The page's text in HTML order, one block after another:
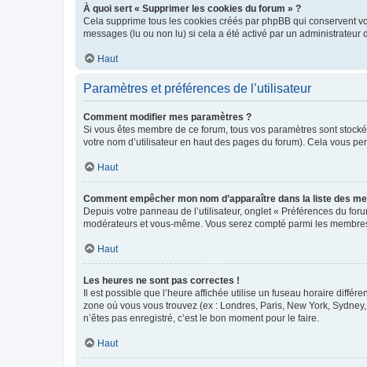
À quoi sert « Supprimer les cookies du forum » ?
Cela supprime tous les cookies créés par phpBB qui conservent
messages (lu ou non lu) si cela a été activé par un
Haut
Paramètres et préférences de l’utilisateur
Comment modifier mes paramètres ?
Si vous êtes membre de ce forum, tous vos paramètres sont
votre nom d’utilisateur en haut des pages du forum). Cela vous
Haut
Comment empêcher mon nom d’apparaître dans la liste des
Depuis votre panneau de l’utilisateur, onglet « Préférences du
modérateurs et vous-même. Vous serez compté parmi les
Haut
Les heures ne sont pas correctes !
Il est possible que l’heure affichée utilise un fuseau horaire
zone où vous vous trouvez (ex : Londres, Paris, New York,
n’êtes pas enregistré, c’est le bon moment pour le faire.
Haut